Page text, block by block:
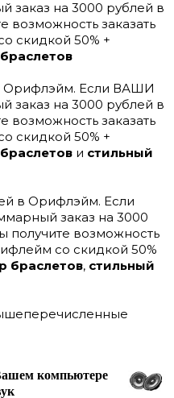
заказ на 3000 рублей в
возможность заказать
скидкой 50% +
Орифлэйм. Если ВАШИ
заказ на 3000 рублей в
возможность заказать
скидкой 50% +
и стильный
в Орифлэйм. Если
заказ на 3000
получите возможность
со скидкой 50%
браслетов, стильный
компьютере